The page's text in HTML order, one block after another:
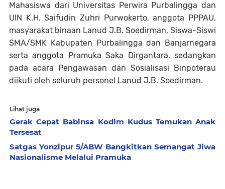
Mahasiswa dari Universitas Perwira Purbalingga dan
UIN K.H. Saifudin Zuhri Purwokerto, anggota PPPAU,
masyarakat binaan Lanud J.B. Soedirman, Siswa-Siswi
SMA/SMK Kabupaten Purbalingga dan Banjarnegara
serta anggota Pramuka Saka Dirgantara, sedangkan
pada acara Pengawasan dan Sosialisasi Binpoterau
diikuti oleh seluruh personel Lanud J.B. Soedirman.
Lihat juga
Gerak Cepat Babinsa Kodim Kudus Temukan Anak
Tersesat
Satgas Yonzipur 5/ABW Bangkitkan Semangat Jiwa
Nasionalisme Melalui Pramuka